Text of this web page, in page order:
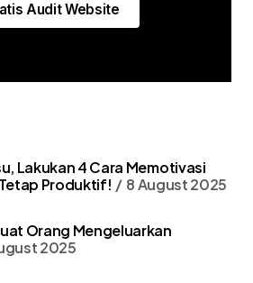
Audit Website
Lakukan 4 Cara Memotivasi
Produktif!
8 August 2025
Orang Mengeluarkan
2025